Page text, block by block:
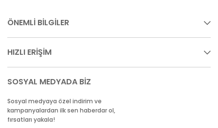
ÖNEMLİ BİLGİLER
HIZLI ERİŞİM
SOSYAL MEDYADA BİZ
Sosyal medyaya özel indirim ve
kampanyalardan ilk sen haberdar ol,
fırsatları yakala!